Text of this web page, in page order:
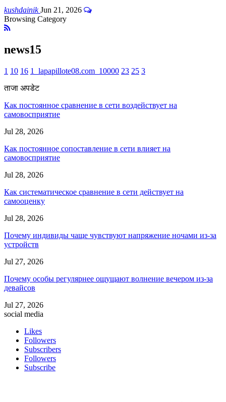
kushdainikJun 21, 2026
Browsing Category
news15
1 10 16 1_lapapillote08.com_10000 23 25 3
ताजा अपडेट
Как постоянное сравнение в сети воздействует на
самовосприятие
Jul 28, 2026
Как постоянное сопоставление в сети влияет на
самовосприятие
Jul 28, 2026
Как систематическое сравнение в сети действует на
самооценку
Jul 28, 2026
Почему индивиды чаще чувствуют напряжение ночами из-за
устройств
Jul 27, 2026
Почему особы регулярнее ощущают волнение вечером из-за
девайсов
Jul 27, 2026
social media
Likes
Followers
Subscribers
Followers
Subscribe